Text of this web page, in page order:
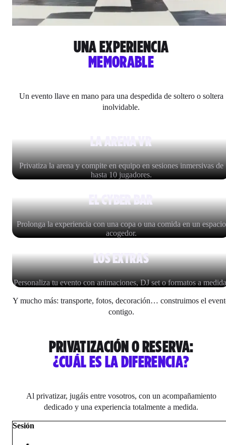
UNA EXPERIENCIA
MEMORABLE
Un evento llave en mano para una despedida de soltero o soltera
inolvidable.
LA ARENA VR
Privatiza la arena y compite en equipo en sesiones inmersivas de
hasta 10 jugadores.
EL CYBER BAR
Prolonga la experiencia con una copa o una comida en un espacio
acogedor.
LOS EXTRAS
Personaliza tu evento con animaciones, DJ set o formatos a
Y mucho más: transporte, fotos, decoración… construimos el
contigo.
PRIVATIZACIÓN O RESERVA:
¿CUÁL ES LA DIFERENCIA?
Al privatizar, jugáis entre vosotros, con un acompañamiento
dedicado y una experiencia totalmente a medida.
Sesión